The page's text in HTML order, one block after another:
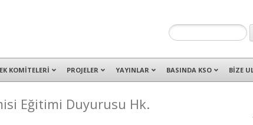
Dilovası, Gebze ve İMES OSB’deki ofisleri ile hizmet vermektedir.
KOMİTELERİ PROJELER YAYINLAR BASINDA KSO BİZE
Eğitimi Duyurusu Hk.